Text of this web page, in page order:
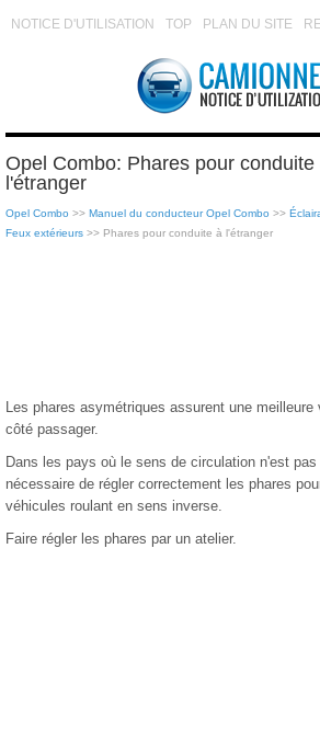
NOTICE D'UTILISATION TOP PLAN DU SITE
Opel Combo: Phares pour conduite
l'étranger
Opel Combo >> Manuel du conducteur Opel Combo >>
Feux extérieurs >> Phares pour conduite à l'étranger
Les phares asymétriques assurent une
côté passager.
Dans les pays où le sens de circulation n'est
nécessaire de régler correctement les phares
véhicules roulant en sens inverse.
Faire régler les phares par un atelier.